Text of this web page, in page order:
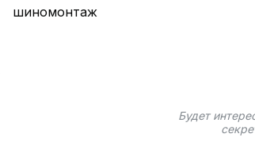
шиномонтаж
Будет